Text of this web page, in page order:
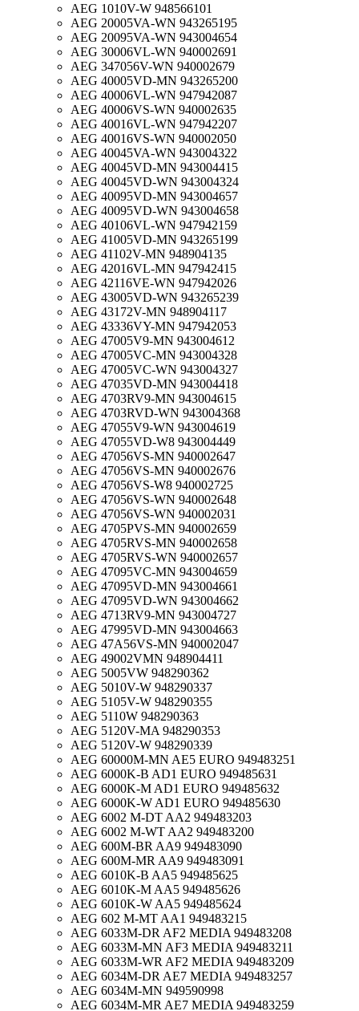
AEG 1010V-W 948566101
AEG 20005VA-WN 943265195
AEG 20095VA-WN 943004654
AEG 30006VL-WN 940002691
AEG 347056V-WN 940002679
AEG 40005VD-MN 943265200
AEG 40006VL-WN 947942087
AEG 40006VS-WN 940002635
AEG 40016VL-WN 947942207
AEG 40016VS-WN 940002050
AEG 40045VA-WN 943004322
AEG 40045VD-MN 943004415
AEG 40045VD-WN 943004324
AEG 40095VD-MN 943004657
AEG 40095VD-WN 943004658
AEG 40106VL-WN 947942159
AEG 41005VD-MN 943265199
AEG 41102V-MN 948904135
AEG 42016VL-MN 947942415
AEG 42116VE-WN 947942026
AEG 43005VD-WN 943265239
AEG 43172V-MN 948904117
AEG 43336VY-MN 947942053
AEG 47005V9-MN 943004612
AEG 47005VC-MN 943004328
AEG 47005VC-WN 943004327
AEG 47035VD-MN 943004418
AEG 4703RV9-MN 943004615
AEG 4703RVD-WN 943004368
AEG 47055V9-WN 943004619
AEG 47055VD-W8 943004449
AEG 47056VS-MN 940002647
AEG 47056VS-MN 940002676
AEG 47056VS-W8 940002725
AEG 47056VS-WN 940002648
AEG 47056VS-WN 940002031
AEG 4705PVS-MN 940002659
AEG 4705RVS-MN 940002658
AEG 4705RVS-WN 940002657
AEG 47095VC-MN 943004659
AEG 47095VD-MN 943004661
AEG 47095VD-WN 943004662
AEG 4713RV9-MN 943004727
AEG 47995VD-MN 943004663
AEG 47A56VS-MN 940002047
AEG 49002VMN 948904411
AEG 5005VW 948290362
AEG 5010V-W 948290337
AEG 5105V-W 948290355
AEG 5110W 948290363
AEG 5120V-MA 948290353
AEG 5120V-W 948290339
AEG 60000M-MN AE5 EURO 949483251
AEG 6000K-B AD1 EURO 949485631
AEG 6000K-M AD1 EURO 949485632
AEG 6000K-W AD1 EURO 949485630
AEG 6002 M-DT AA2 949483203
AEG 6002 M-WT AA2 949483200
AEG 600M-BR AA9 949483090
AEG 600M-MR AA9 949483091
AEG 6010K-B AA5 949485625
AEG 6010K-M AA5 949485626
AEG 6010K-W AA5 949485624
AEG 602 M-MT AA1 949483215
AEG 6033M-DR AF2 MEDIA 949483208
AEG 6033M-MN AF3 MEDIA 949483211
AEG 6033M-WR AF2 MEDIA 949483209
AEG 6034M-DR AE7 MEDIA 949483257
AEG 6034M-MN 949590998
AEG 6034M-MR AE7 MEDIA 949483259